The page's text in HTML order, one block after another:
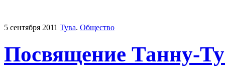
5 сентября 2011 Тува. Общество
Посвящение Танну-